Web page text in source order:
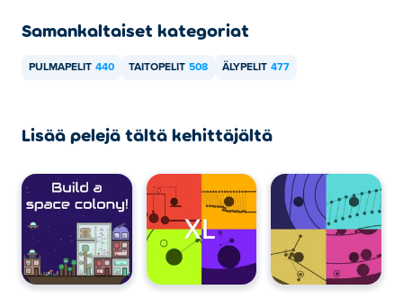
Samankaltaiset kategoriat
PULMAPELIT 440 TAITOPELIT 508 ÄLYPELIT 477
Lisää pelejä tältä kehittäjältä